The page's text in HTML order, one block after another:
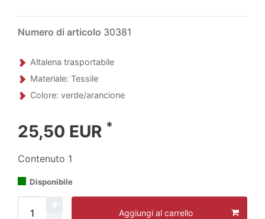
Numero di articolo 30381
Altalena trasportabile
Materiale: Tessile
Colore: verde/arancione
25,50 EUR *
Contenuto 1
Disponibile
Aggiungi al carrello